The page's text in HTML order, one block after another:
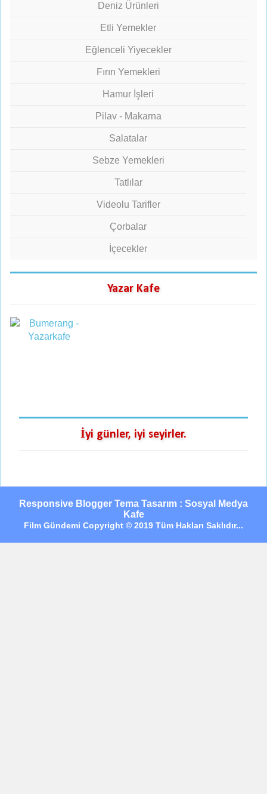
Deniz Ürünleri
Etli Yemekler
Eğlenceli Yiyecekler
Fırın Yemekleri
Hamur İşleri
Pilav - Makarna
Salatalar
Sebze Yemekleri
Tatlılar
Videolu Tarifler
Çorbalar
İçecekler
Yazar Kafe
İyi günler, iyi seyirler.
Responsive Blogger Tema Tasarım : Sosyal Medya
Kafe
Film Gündemi Copyright © 2019 Tüm Hakları Saklıdır...